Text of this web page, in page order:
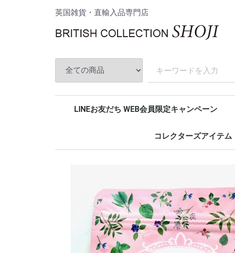
英国雑貨・直輸入品専門店
LINEお友だち WEB会員限定キャンペーン
コレクターズアイテム